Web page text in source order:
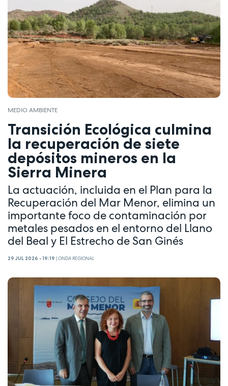
MEDIO AMBIENTE
Transición Ecológica culmina
la recuperación de siete
depósitos mineros en la
Sierra Minera
La actuación, incluida en el Plan para la
Recuperación del Mar Menor, elimina un
importante foco de contaminación por
metales pesados en el entorno del Llano
del Beal y El Estrecho de San Ginés
29 JUL 2026 - 19:19 |ONDA REGIONAL